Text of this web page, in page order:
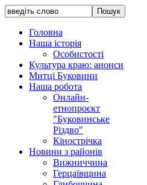
Головна
Наша історія
Особистості
Культура краю: анонси
Митці Буковини
Наша робота
Онлайн-
етнопроєкт
"Буковинське
Різдво"
Кінострічка
Новини з районів
Вижниччина
Герцаївщина